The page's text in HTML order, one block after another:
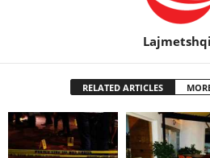
RELATED ARTICLES